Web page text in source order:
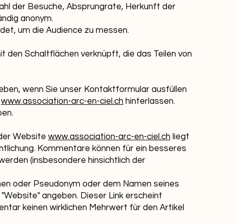
der Besuche, Absprungrate, Herkunft der
anonym.
um die Audience zu messen.
den Schaltflächen verknüpft, die das Teilen von
wenn Sie unser Kontaktformular ausfüllen
www.association-arc-en-ciel.ch hinterlassen.
Website www.association-arc-en-ciel.ch liegt
Kommentare können für ein besseres
(insbesondere hinsichtlich der
oder Pseudonym oder dem Namen seines
angeben. Dieser Link erscheint
keinen wirklichen Mehrwert für den Artikel